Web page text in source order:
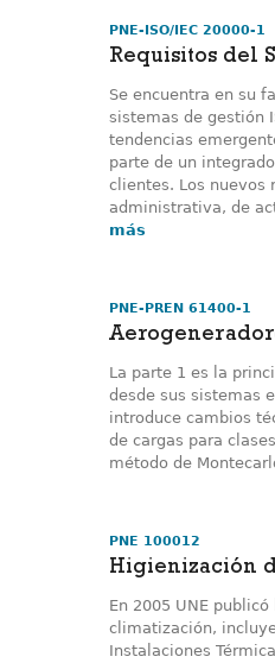
PNE-ISO/IEC 20000-1
Requisitos del
Se encuentra en su
sistemas de gestión
tendencias
parte de un
clientes. Los nuevos
administrativa, de
más
PNE-PREN 61400-1
La parte 1 es la
desde sus sistemas
introduce cambios
de cargas para
método de
PNE 100012
Higienización
En 2005 UNE
climatización,
Instalaciones